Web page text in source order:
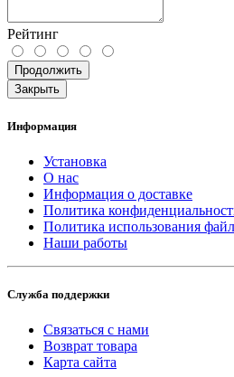
Рейтинг
Продолжить
Закрыть
Информация
Установка
О нас
Информация о доставке
Политика
Политика использования
Наши работы
Служба поддержки
Связаться с нами
Возврат товара
Карта сайта